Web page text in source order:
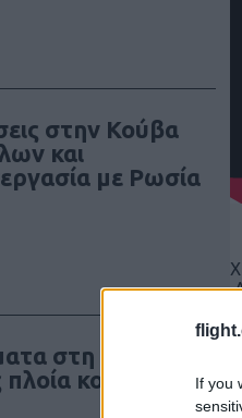
If you
στην Κούβα
και
με Ρωσία
στη Μαύρη
κοντά στο